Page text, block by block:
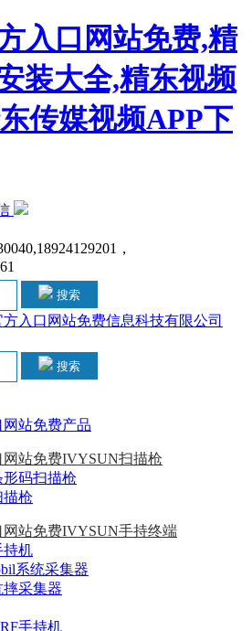
入口网站免费,精
装大全,精东视频
传媒视频APP下
，
搜索
搜索
站免费产品
站免费IVYSUN扫描枪
形码扫描枪
描枪
站免费IVYSUN手持终端
持机
系统采集器
摔采集器
手持机